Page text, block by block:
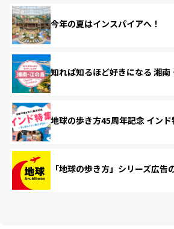
今年の夏はインスパイアへ！
知れば知るほど好きになる 湘南
地球の歩き方45周年記念 インド
「地球の歩き方」シリーズ広告